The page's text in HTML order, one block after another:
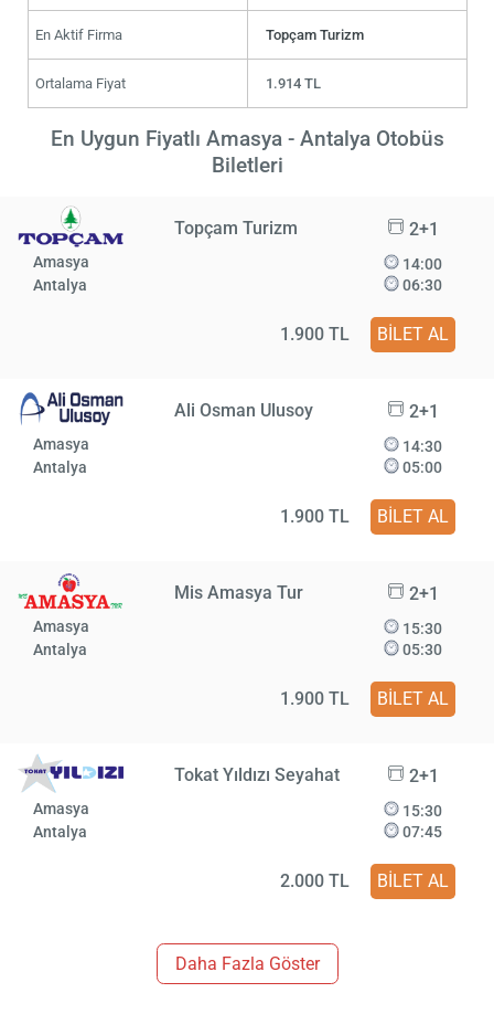
En Aktif Firma Topçam Turizm
Ortalama Fiyat 1.914 TL
En Uygun Fiyatlı Amasya - Antalya Otobüs
Biletleri
Topçam Turizm 2+1
Amasya
Antalya
14:00
06:30
1.900 TL BİLET AL
Ali Osman Ulusoy 2+1
Amasya
Antalya
14:30
05:00
1.900 TL BİLET AL
Mis Amasya Tur 2+1
Amasya
Antalya
15:30
05:30
1.900 TL BİLET AL
Tokat Yıldızı Seyahat 2+1
Amasya
Antalya
15:30
07:45
2.000 TL BİLET AL
Daha Fazla Göster